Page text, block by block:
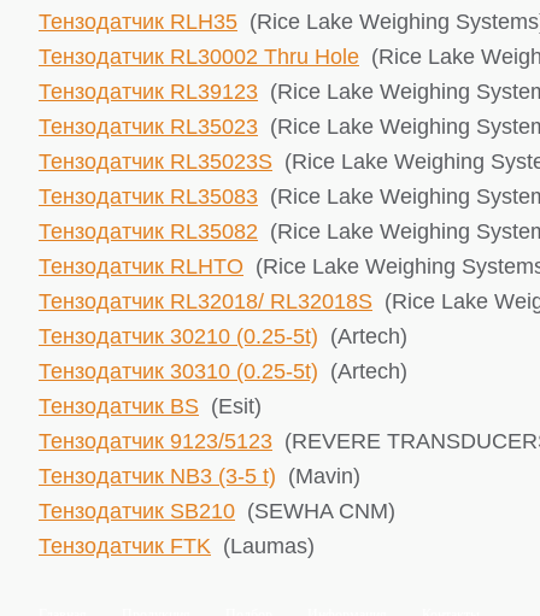
Тензодатчик RLH35 (Rice Lake ​Weighing
Тензодатчик RL30002 Thru Hole (Rice Lake
Тензодатчик RL39123 (Rice Lake ​Weighing
Тензодатчик RL35023 (Rice Lake ​Weighing
Тензодатчик RL35023S (Rice Lake ​Weighing
Тензодатчик RL35083 (Rice Lake ​Weighing
Тензодатчик RL35082 (Rice Lake ​Weighing
Тензодатчик RLHTO (Rice Lake ​Weighing
Тензодатчик RL32018/ RL32018S (Rice Lake
Тензодатчик 30210 (0.25-5t) (Artech)
Тензодатчик 30310 (0.25-5t) (Artech)
Тензодатчик BS (Esit)
Тензодатчик 9123/5123 (REVERE
Тензодатчик NB3 (3-5 t) (Mavin)
Тензодатчик SB210 (SEWHA CNM)
Тензодатчик FTK (Laumas)